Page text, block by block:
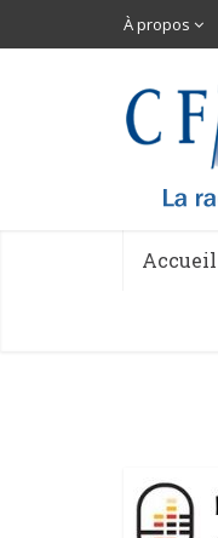
À propos
Accueil